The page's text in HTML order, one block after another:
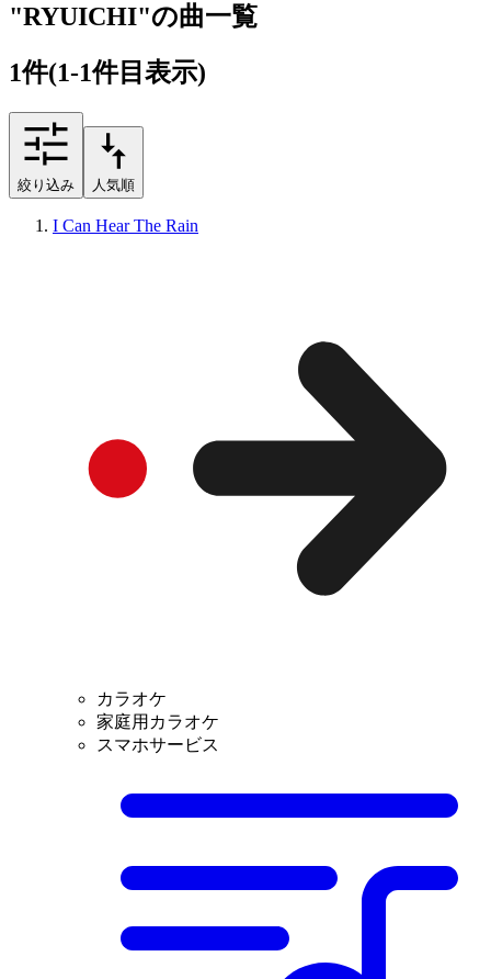
"RYUICHI"の曲一覧
1件(1-1件目表示)
絞り込み 人気順
I Can Hear The Rain
カラオケ
家庭用カラオケ
スマホサービス